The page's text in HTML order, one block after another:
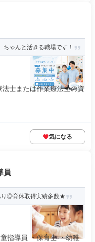
ゃんと活きる職場です！
士または作業療法士の資
気になる
員
り◎育休取得実績多数★
指導員 ・保育士 ・幼稚